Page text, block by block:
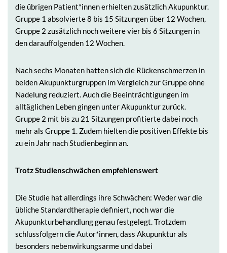
die übrigen Patient*innen erhielten zusätzlich Akupunktur.
Gruppe 1 absolvierte 8 bis 15 Sitzungen über 12 Wochen,
Gruppe 2 zusätzlich noch weitere vier bis 6 Sitzungen in
den darauffolgenden 12 Wochen.
Nach sechs Monaten hatten sich die Rückenschmerzen in
beiden Akupunkturgruppen im Vergleich zur Gruppe ohne
Nadelung reduziert. Auch die Beeinträchtigungen im
alltäglichen Leben gingen unter Akupunktur zurück.
Gruppe 2 mit bis zu 21 Sitzungen profitierte dabei noch
mehr als Gruppe 1. Zudem hielten die positiven Effekte bis
zu ein Jahr nach Studienbeginn an.
Trotz Studienschwächen empfehlenswert
Die Studie hat allerdings ihre Schwächen: Weder war die
übliche Standardtherapie definiert, noch war die
Akupunkturbehandlung genau festgelegt. Trotzdem
schlussfolgern die Autor*innen, dass Akupunktur als
besonders nebenwirkungsarme und dabei